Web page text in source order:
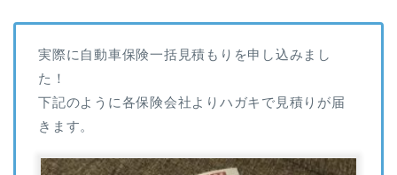
実際に自動車保険一括見積もりを申し込みまし
た！
下記のように各保険会社よりハガキで見積りが届
きます。